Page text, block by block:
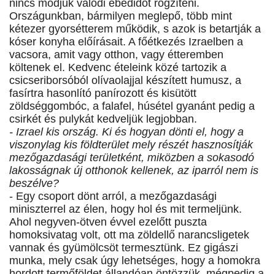
nincs módjuk valódi ebédidőt rögzíteni.
Országunkban, bármilyen meglepő, több mint
kétezer gyorsétterem működik, s azok is betartják a
kóser konyha előírásait. A főétkezés Izraelben a
vacsora, amit vagy otthon, vagy étteremben
költenek el. Kedvenc ételeink közé tartozik a
csicseriborsóból olívaolajjal készített humusz, a
fasírtra hasonlító panírozott és kisütött
zöldséggombóc, a falafel, húsétel gyanánt pedig a
csirkét és pulykát kedveljük legjobban.
- Izrael kis ország. Ki és hogyan dönti el, hogy a
viszonylag kis földterület mely részét hasznosítják
mezőgazdasági területként, miközben a sokasodó
lakosságnak új otthonok kellenek, az iparról nem is
beszélve?
- Egy csoport dönt arról, a mezőgazdasági
miniszterrel az élen, hogy hol és mit termeljünk.
Ahol negyven-ötven évvel ezelőtt puszta
homoksivatag volt, ott ma zöldellő narancsligetek
vannak és gyümölcsöt termesztünk. Ez gigászi
munka, mely csak úgy lehetséges, hogy a homokra